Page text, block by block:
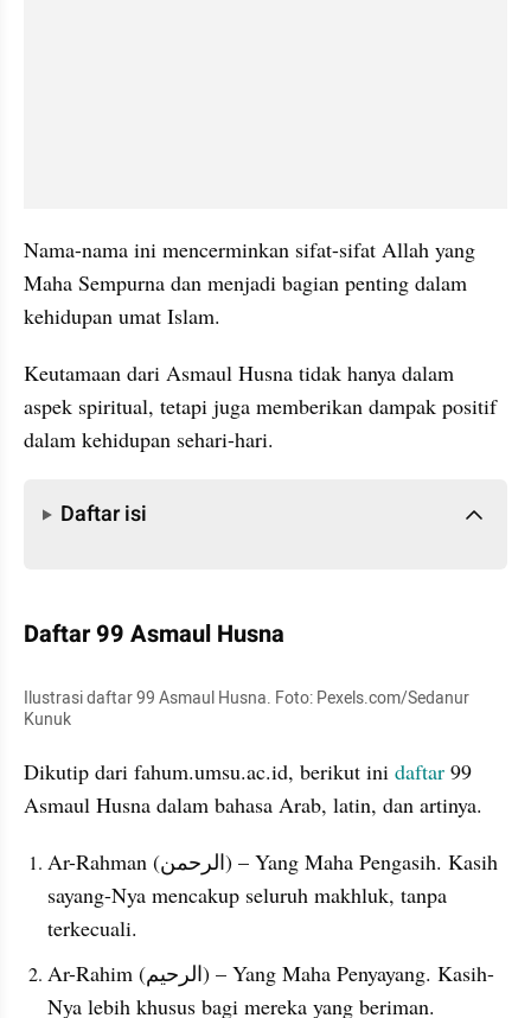
Nama-nama ini mencerminkan sifat-sifat Allah yang
Maha Sempurna dan menjadi bagian penting dalam
kehidupan umat Islam.
Keutamaan dari Asmaul Husna tidak hanya dalam
aspek spiritual, tetapi juga memberikan dampak positif
dalam kehidupan sehari-hari.
Daftar isi
Daftar 99 Asmaul Husna
Ilustrasi daftar 99 Asmaul Husna. Foto: Pexels.com/Sedanur
Kunuk
Dikutip dari fahum.umsu.ac.id, berikut ini daftar 99
Asmaul Husna dalam bahasa Arab, latin, dan artinya.
Ar-Rahman (الرحمن) – Yang Maha Pengasih. Kasih
sayang-Nya mencakup seluruh makhluk, tanpa
terkecuali.
Ar-Rahim (الرحيم) – Yang Maha Penyayang. Kasih-
Nya lebih khusus bagi mereka yang beriman.